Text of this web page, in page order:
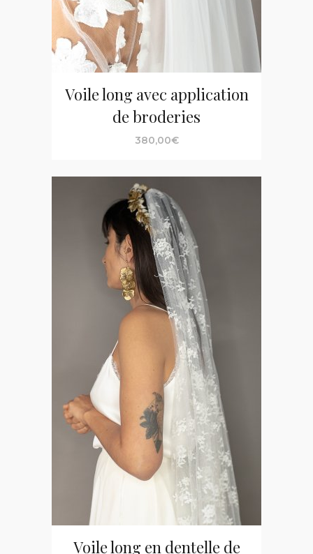
Voile long avec application
de broderies
380,00€
Voile long en dentelle de